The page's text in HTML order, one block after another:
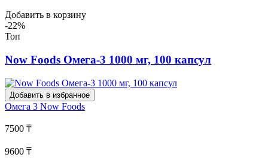
Добавить в корзину
-22%
Топ
Now Foods Омега-3 1000 мг, 100 капсул
Добавить в избранное
Омега 3 Now Foods
7500 ₸
9600 ₸